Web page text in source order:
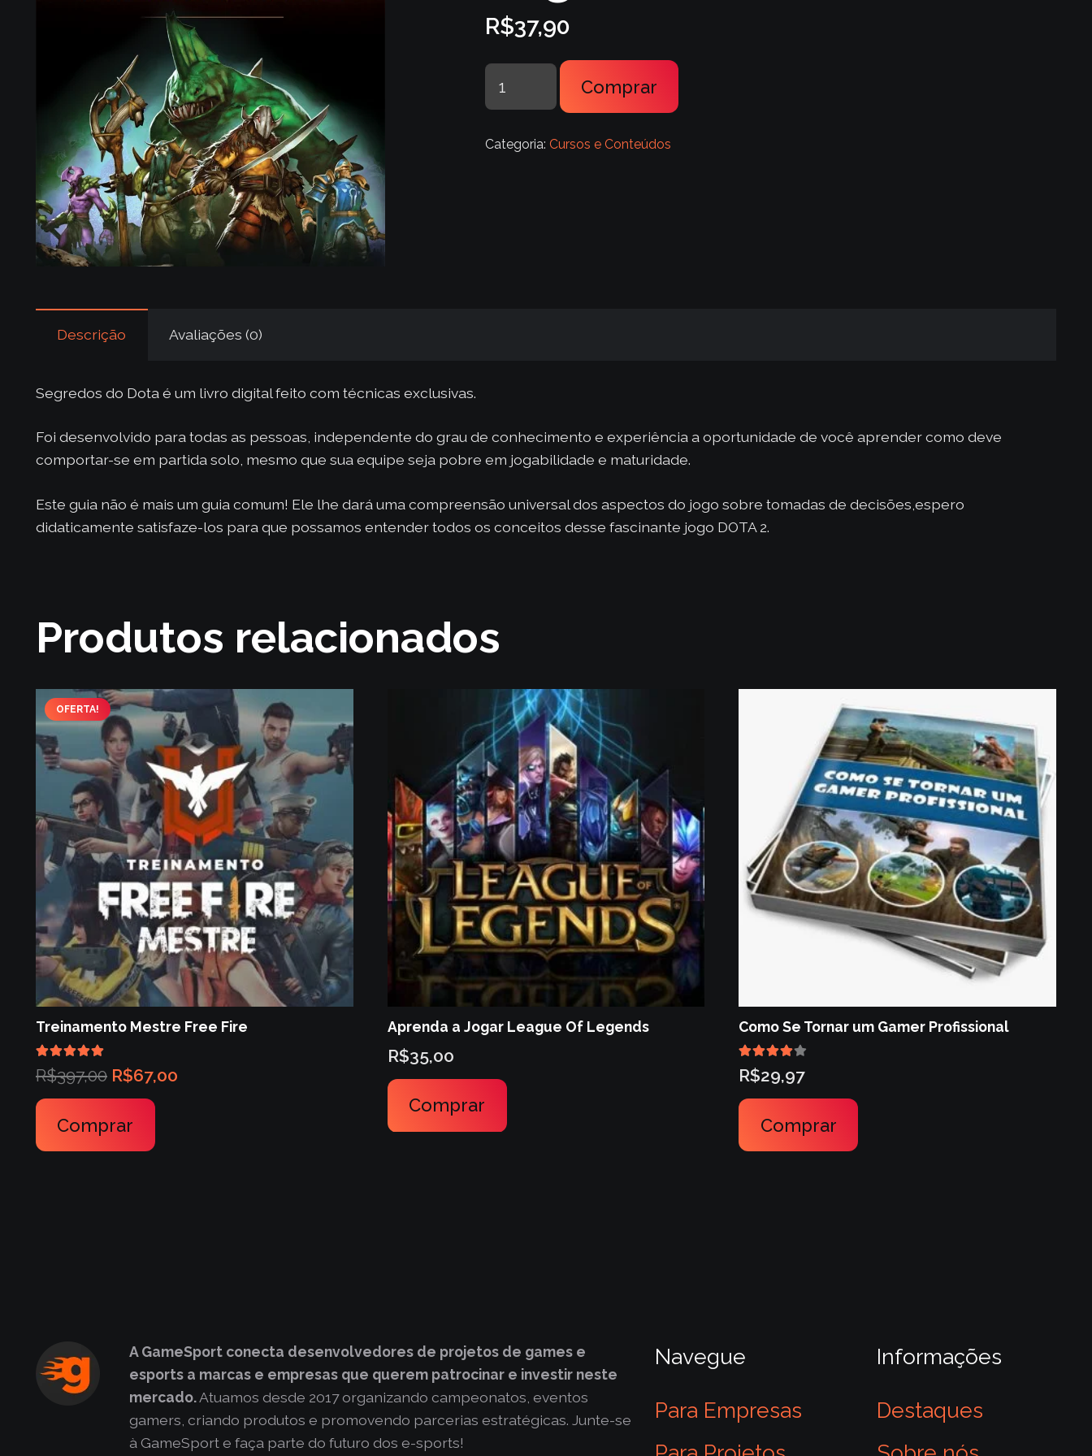
R$37,90
do
2
Comprar
Categoria: Cursos e Conteúdos
Descrição Avaliações (0)
Segredos do Dota é um livro digital feito com técnicas exclusivas.
Foi desenvolvido para todas as pessoas, independente do grau de conhecimento e experiência a oportunidade de você aprender como deve
comportar-se em partida solo, mesmo que sua equipe seja pobre em jogabilidade e maturidade.
Este guia não é mais um guia comum! Ele lhe dará uma compreensão universal dos aspectos do jogo sobre tomadas de decisões,espero
didaticamente satisfaze-los para que possamos entender todos os conceitos desse fascinante jogo DOTA 2.
Produtos relacionados
OFERTA!
Treinamento Mestre Free Fire
Avaliação 5.00
R$397,00 O
preço
original
R$67,00
Comprar
Aprenda a Jogar League Of Legends
R$35,00
Comprar
Como Se Tornar um Gamer Profissional
Avaliação
R$29,97
Comprar
A GameSport conecta desenvolvedores de projetos de games e
esports a marcas e empresas que querem patrocinar e investir neste
mercado.Atuamos desde 2017 organizando campeonatos, eventos
gamers, criando produtos e promovendo parcerias estratégicas. Junte-se
à GameSport e faça parte do futuro dos e-sports!
Navegue
Para Empresas
Informações
Destaques